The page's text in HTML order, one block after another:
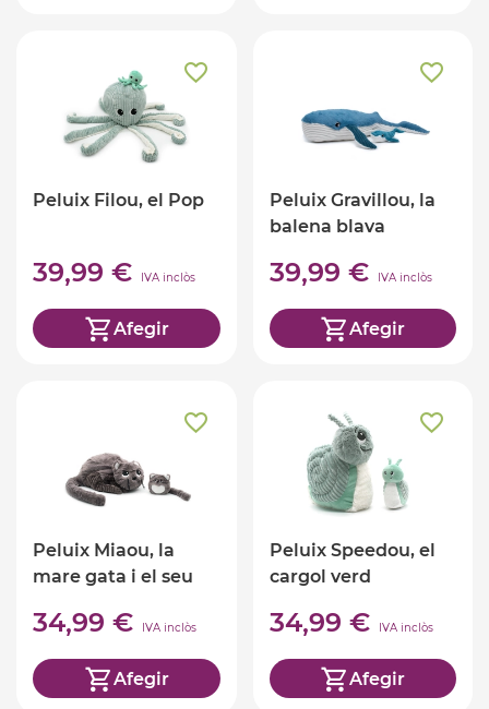
Peluix Filou, el Pop
39,99 € IVA inclòs
Afegir
Peluix Gravillou, la
balena blava
39,99 € IVA inclòs
Afegir
Peluix Miaou, la
mare gata i el seu
34,99 € IVA inclòs
Afegir
Peluix Speedou, el
cargol verd
34,99 € IVA inclòs
Afegir